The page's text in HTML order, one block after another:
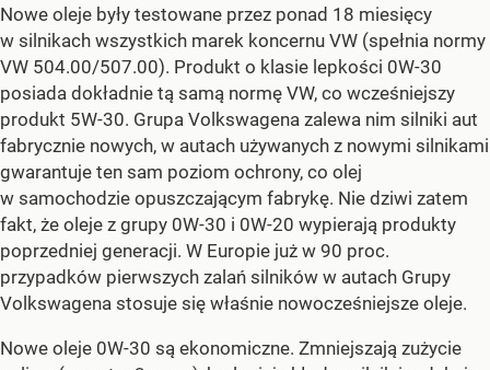
Nowe oleje były testowane przez ponad 18 miesięcy
w silnikach wszystkich marek koncernu VW (spełnia normy
VW 504.00/507.00). Produkt o klasie lepkości 0W-30
posiada dokładnie tą samą normę VW, co wcześniejszy
produkt 5W-30. Grupa Volkswagena zalewa nim silniki aut
fabrycznie nowych, w autach używanych z nowymi silnikami
gwarantuje ten sam poziom ochrony, co olej
w samochodzie opuszczającym fabrykę. Nie dziwi zatem
fakt, że oleje z grupy 0W-30 i 0W-20 wypierają produkty
poprzedniej generacji. W Europie już w 90 proc.
przypadków pierwszych zalań silników w autach Grupy
Volkswagena stosuje się właśnie nowocześniejsze oleje.
Nowe oleje 0W-30 są ekonomiczne. Zmniejszają zużycie